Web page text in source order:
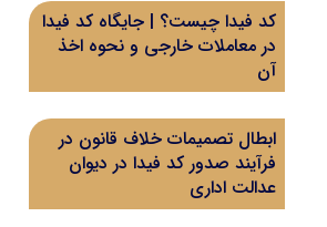
کد فیدا چیست؟ | جایگاه کد فیدا
در معاملات خارجی و نحوه اخذ
آن
ابطال تصمیمات خلاف قانون در
فرآیند صدور کد فیدا در دیوان
عدالت اداری